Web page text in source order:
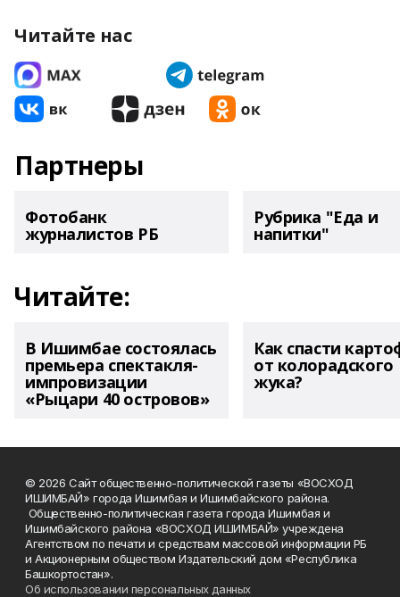
Читайте нас
Партнеры
Фотобанк
журналистов РБ
Рубрика "Еда и
напитки"
Читайте:
В Ишимбае состоялась
премьера спектакля-
импровизации
«Рыцари 40 островов»
Как спасти
от колорадского
жука?
© 2026 Сайт общественно-политической газеты «ВОСХОД
ИШИМБАЙ» города Ишимбая и Ишимбайского района.
Общественно-политическая газета города Ишимбая и
Ишимбайского района «ВОСХОД ИШИМБАЙ» учреждена
Агентством по печати и средствам массовой информации РБ
и Акционерным обществом Издательский дом «Республика
Башкортостан».
Об использовании персональных данных